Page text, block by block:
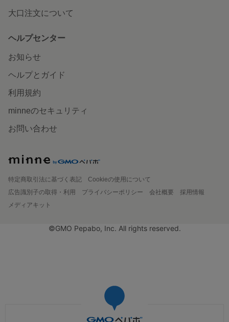
大口注文について
ヘルプセンター
お知らせ
ヘルプとガイド
利用規約
minneのセキュリティ
お問い合わせ
特定商取引法に基づく表記
Cookieの使用について
広告識別子の取得・利用
プライバシーポリシー 会社概要
採用情報
メディアキット
©GMO Pepabo, Inc. All rights reserved.